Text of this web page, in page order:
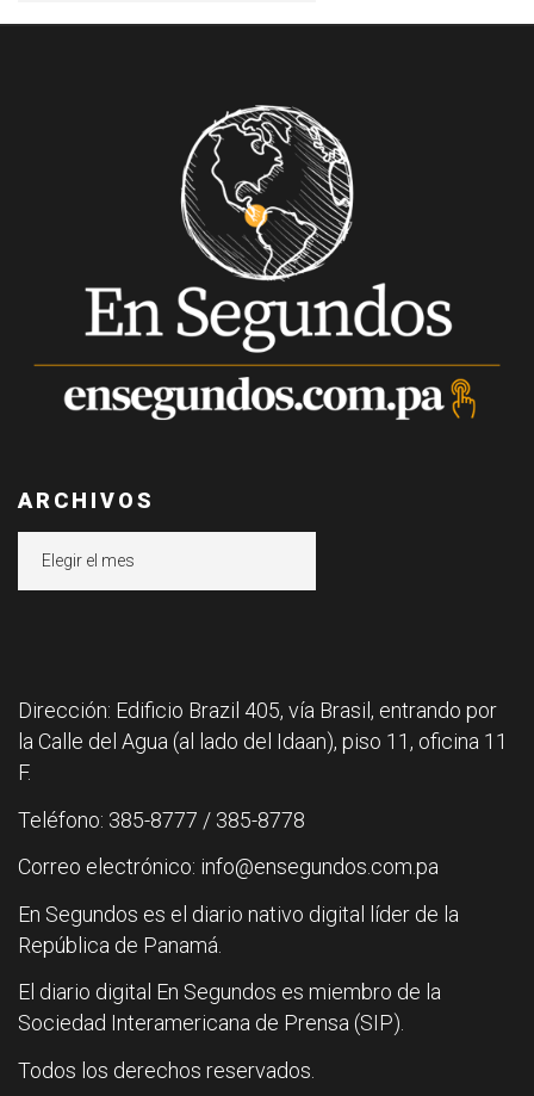
ARCHIVOS
Dirección: Edificio Brazil 405, vía Brasil, entrando por
la Calle del Agua (al lado del Idaan), piso 11, oficina 11
F.
Teléfono: 385-8777 / 385-8778
Correo electrónico: info@ensegundos.com.pa
En Segundos es el diario nativo digital líder de la
República de Panamá.
El diario digital En Segundos es miembro de la
Sociedad Interamericana de Prensa (SIP).
Todos los derechos reservados.